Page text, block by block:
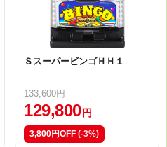
ＳスーパービンゴＨＨ１
133,600円
129,800 円
3,800円OFF (-3%)